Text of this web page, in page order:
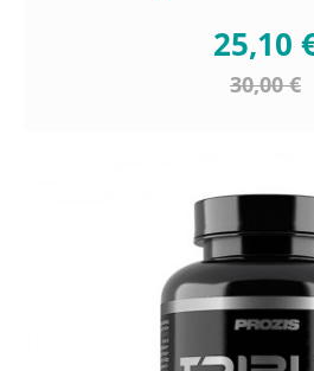
25,10
30,00 €